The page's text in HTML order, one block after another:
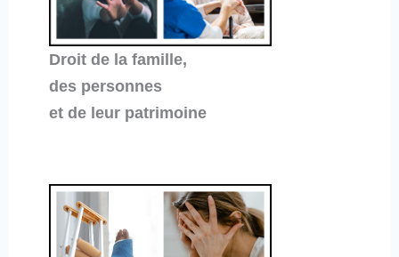
Droit de la famille,
des personnes
et de leur patrimoine